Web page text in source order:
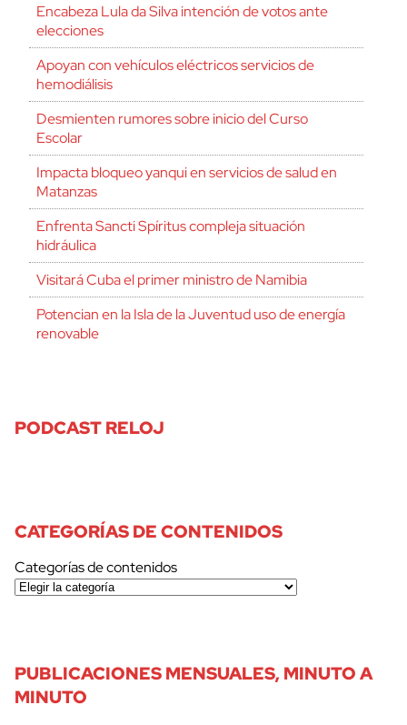
Encabeza Lula da Silva intención de votos ante
elecciones
Apoyan con vehículos eléctricos servicios de
hemodiálisis
Desmienten rumores sobre inicio del Curso
Escolar
Impacta bloqueo yanqui en servicios de salud en
Matanzas
Enfrenta Sancti Spíritus compleja situación
hidráulica
Visitará Cuba el primer ministro de Namibia
Potencian en la Isla de la Juventud uso de energía
renovable
PODCAST RELOJ
CATEGORÍAS DE CONTENIDOS
Categorías de contenidos
PUBLICACIONES MENSUALES, MINUTO A
MINUTO